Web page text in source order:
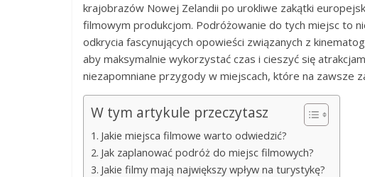
krajobrazów Nowej Zelandii po urokliwe zakątki
filmowym produkcjom. Podróżowanie do tych miejsc to
odkrycia fascynujących opowieści związanych z
aby maksymalnie wykorzystać czas i cieszyć się
niezapomniane przygody w miejscach, które na zawsze
W tym artykule przeczytasz
Jakie miejsca filmowe warto odwiedzić?
Jak zaplanować podróż do miejsc filmowych?
Jakie filmy mają największy wpływ na turystykę?